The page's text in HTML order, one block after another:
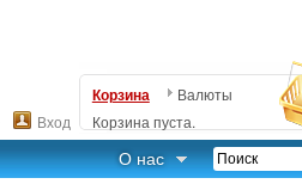
Валюты
Корзина
Корзина пуста.
Вход
О нас